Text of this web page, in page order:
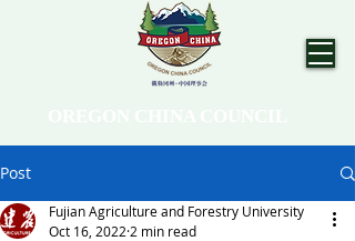
Post
Fujian Agriculture and Forestry University
Oct 16, 2022 2 min read